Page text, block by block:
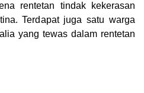
rentetan tindak kekerasan
Terdapat juga satu warga
yang tewas dalam rentetan